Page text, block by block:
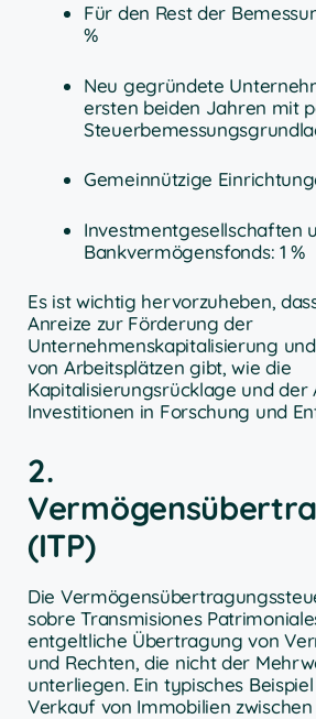
Für den Rest der
%
Neu gegründete
ersten beiden Jahren mit
Gemeinnützige
Investmentgesellschaften
Bankvermögensfonds: 1 %
Es ist wichtig hervorzuheben,
Anreize zur Förderung der
Unternehmenskapitalisierung
von Arbeitsplätzen gibt, wie die
Kapitalisierungsrücklage und der
Investitionen in Forschung und
2.
(ITP)
Die
sobre Transmisiones
entgeltliche Übertragung von
und Rechten, die nicht der
unterliegen. Ein typisches
Verkauf von Immobilien